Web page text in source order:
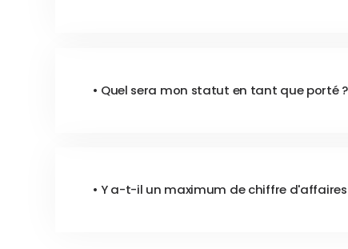
• Quel sera mon statut en tant que porté ?
• Y a-t-il un maximum de chiffre d'affaires